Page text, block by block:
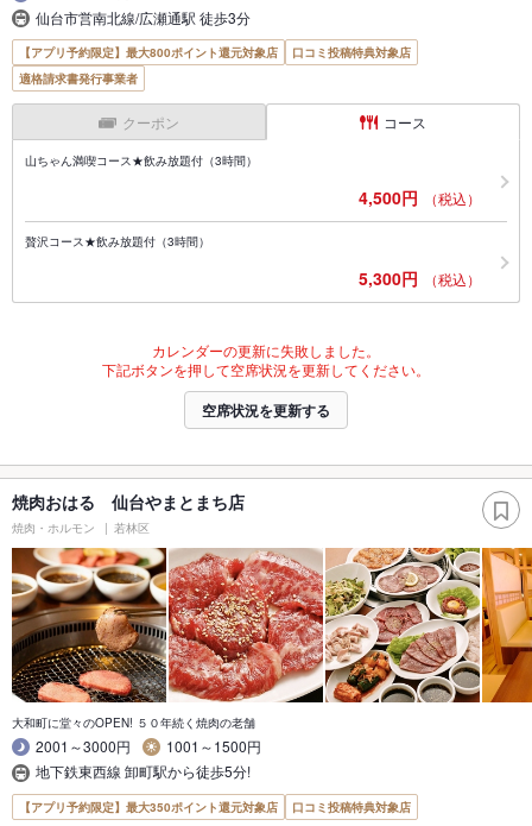
仙台市営南北線/広瀬通駅 徒歩3分
【アプリ予約限定】最大800ポイント還元対象店
口コミ投稿特典対象店
適格請求書発行事業者
クーポン コース
山ちゃん満喫コース★飲み放題付（3時間）
4,500円 （税込）
贅沢コース★飲み放題付（3時間）
5,300円 （税込）
カレンダーの更新に失敗しました。
下記ボタンを押して空席状況を更新してください。
空席状況を更新する
焼肉おはる 仙台やまとまち店
焼肉・ホルモン 若林区
大和町に堂々のOPEN! ５０年続く焼肉の老舗
2001～3000円
1001～1500円
地下鉄東西線 卸町駅から徒歩5分!
【アプリ予約限定】最大350ポイント還元対象店 口コミ投稿特典対象店